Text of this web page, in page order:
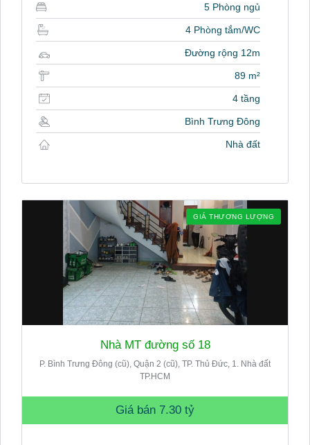
5 Phòng ngủ
4 Phòng tắm/WC
Đường rộng 12m
89 m²
4 tầng
Bình Trưng Đông
Nhà đất
GIÁ THƯƠNG LƯỢNG
Nhà MT đường số 18
P. Bình Trưng Đông (cũ), Quận 2 (cũ), TP. Thủ Đức, 1. Nhà đất
TP.HCM
Giá bán 7.30 tỷ